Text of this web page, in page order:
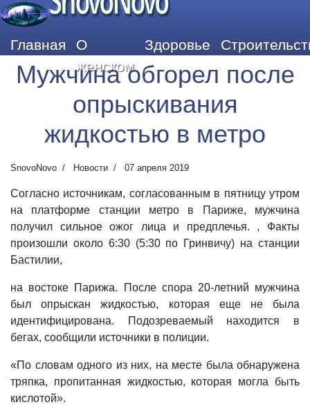
Главная
О
женском
Здоровье
Мужчина обгорел после
опрыскивания
жидкостью в метро
SnovoNovo Новости 07 апреля 2019
Согласно источникам, согласованным в пятницу утром
на платформе станции метро в Париже, мужчина
получил сильное ожог лица и предплечья. , Факты
произошли около 6:30 (5:30 по Гринвичу) на станции
Бастилии,
на востоке Парижа. После спора 20-летний мужчина
был опрыскан жидкостью, которая еще не была
идентифицирована. Подозреваемый находится в
бегах, сообщили источники в полиции.
«По словам одного из них, на месте была обнаружена
тряпка, пропитанная жидкостью, которая могла быть
кислотой».